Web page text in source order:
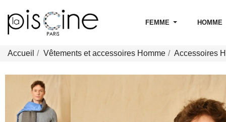
FEMME HOMME
Accueil Vêtements et accessoires Homme Accessoires